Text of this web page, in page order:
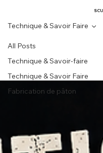
All Posts
Technique & Savoir-faire
Technique & Savoir Faire
Fabrication de pâton
Technique & Savoir Faire